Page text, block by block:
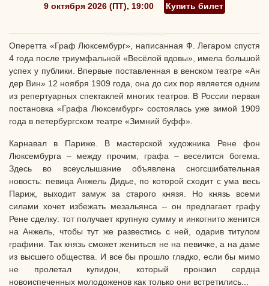
9 октября 2026 (ПТ), 19:00
Купить билет
Оперетта «Граф Люксембург», написанная Ф. Легаром спустя
4 года после триумфальной «Весёлой вдовы», имела большой
успех у публики. Впервые поставленная в венском театре «Ан
дер Вин» 12 ноября 1909 года, она до сих пор является одним
из репертуарных спектаклей многих театров. В России первая
постановка «Графа Люксембург» состоялась уже зимой 1909
года в петербургском театре «Зимний буфф».
Карнавал в Париже. В мастерской художника Рене фон
Люксембурга – между прочим, графа – веселится богема.
Здесь во всеуслышание объявлена сногсшибательная
новость: певица Анжель Дидье, по которой сходит с ума весь
Париж, выходит замуж за старого князя. Но князь всеми
силами хочет избежать мезальянса – он предлагает графу
Рене сделку: тот получает крупную сумму и инкогнито женится
на Анжель, чтобы тут же развестись с ней, одарив титулом
графини. Так князь сможет жениться не на певичке, а на даме
из высшего общества. И все бы прошло гладко, если бы мимо
не пролетал купидон, который пронзил сердца
новоиспеченных молодоженов как только они встретились...